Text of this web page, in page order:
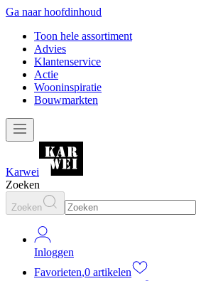
Ga naar hoofdinhoud
Toon hele assortiment
Advies
Klantenservice
Actie
Wooninspiratie
Bouwmarkten
Karwei
Zoeken
Zoeken
Inloggen
Favorieten,0 artikelen